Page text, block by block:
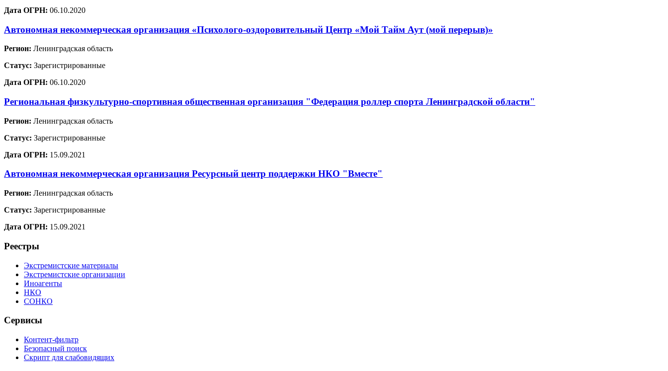
Дата ОГРН: 06.10.2020
Автономная некоммерческая организация «Психолого-оздоровительный Центр «Мой Тайм Аут (мой перерыв)»
Регион: Ленинградская область
Статус: Зарегистрированные
Дата ОГРН: 06.10.2020
Региональная физкультурно-спортивная общественная организация "Федерация роллер спорта Ленинградской области"
Регион: Ленинградская область
Статус: Зарегистрированные
Дата ОГРН: 15.09.2021
Автономная некоммерческая организация Ресурсный центр поддержки НКО "Вместе"
Регион: Ленинградская область
Статус: Зарегистрированные
Дата ОГРН: 15.09.2021
Реестры
Экстремистские материалы
Экстремистские организации
Иноагенты
НКО
СОНКО
Сервисы
Контент-фильтр
Безопасный поиск
Скрипт для слабовидящих